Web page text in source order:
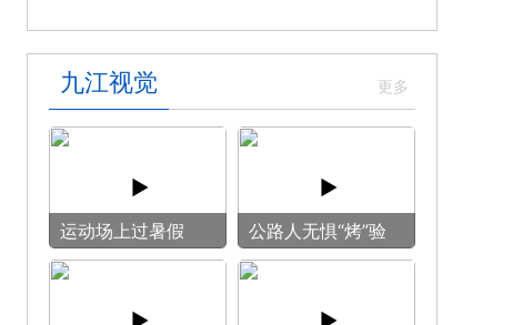
交流大会筹备工作
九江视觉
运动场上过暑假
公路人无惧“烤”验
守护畅安旅途